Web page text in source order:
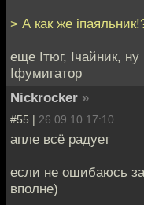
> А как же
еще Iтюг, Iчайник,
Iфумигатор
Nickrocker »
#55 | 26.09.10 17:10
апле всё радует
если не ошибаюсь
вполне)